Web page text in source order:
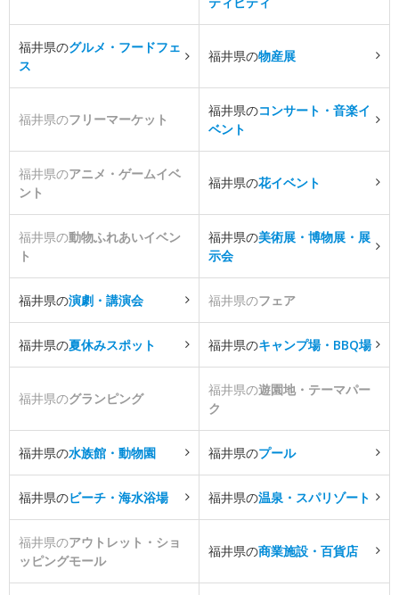
福井県のグルメ・フードフェ
ス
福井県の物産展
福井県のフリーマーケット
福井県のコンサート・音楽イ
ベント
福井県のアニメ・ゲームイベ
ント
福井県の花イベント
福井県の動物ふれあいイベン
ト
福井県の美術展・博物展・展
示会
福井県の演劇・講演会 福井県のフェア
福井県の夏休みスポット 福井県のキャンプ場・BBQ場
福井県のグランピング
福井県の遊園地・テーマパー
ク
福井県の水族館・動物園 福井県のプール
福井県のビーチ・海水浴場 福井県の温泉・スパリゾート
福井県のアウトレット・ショ
ッピングモール
福井県の商業施設・百貨店